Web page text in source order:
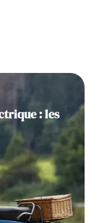
: les